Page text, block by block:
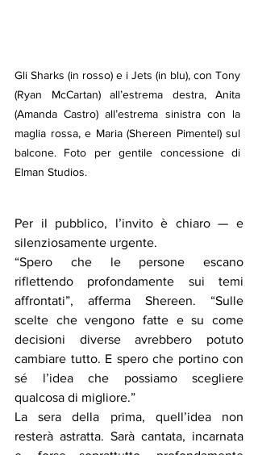
Gli Sharks (in rosso) e i Jets (in blu), con Tony
(Ryan McCartan) all’estrema destra, Anita
(Amanda Castro) all’estrema sinistra con la
maglia rossa, e Maria (Shereen Pimentel) sul
balcone. Foto per gentile concessione di
Elman Studios.
Per il pubblico, l’invito è chiaro — e
silenziosamente urgente.
“Spero che le persone escano
riflettendo profondamente sui temi
affrontati”, afferma Shereen. “Sulle
scelte che vengono fatte e su come
decisioni diverse avrebbero potuto
cambiare tutto. E spero che portino con
sé l’idea che possiamo scegliere
qualcosa di migliore.”
La sera della prima, quell’idea non
resterà astratta. Sarà cantata, incarnata